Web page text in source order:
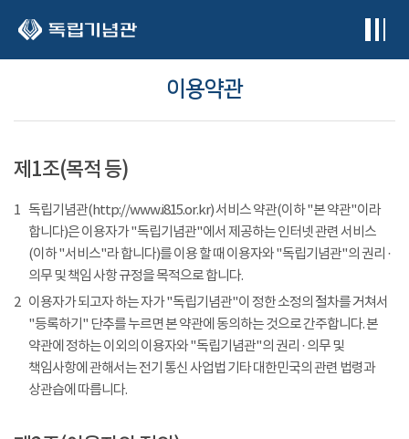
이용약관
제1조(목적 등)
1 독립기념관(http://www.i815.or.kr) 서비스 약관(이하 "본 약관"이라
합니다)은 이용자가 "독립기념관"에서 제공하는 인터넷 관련 서비스
(이하 "서비스"라 합니다)를 이용 할 때 이용자와 "독립기념관"의 권리 ·
의무 및 책임 사항 규정을 목적으로 합니다.
2 이용자가 되고자 하는 자가 "독립기념관"이 정한 소정의 절차를 거쳐서
"등록하기" 단추를 누르면 본 약관에 동의하는 것으로 간주합니다. 본
약관에 정하는 이외의 이용자와 "독립기념관"의 권리 · 의무 및
책임사항에 관해서는 전기 통신 사업법 기타 대한민국의 관련 법령과
상관습에 따릅니다.